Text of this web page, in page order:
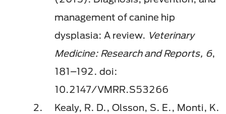
management of canine hip
dysplasia: A review. Veterinary
Medicine: Research and Reports, 6,
181–192. doi:
10.2147/VMRR.S53266
Kealy, R. D., Olsson, S. E., Monti, K.